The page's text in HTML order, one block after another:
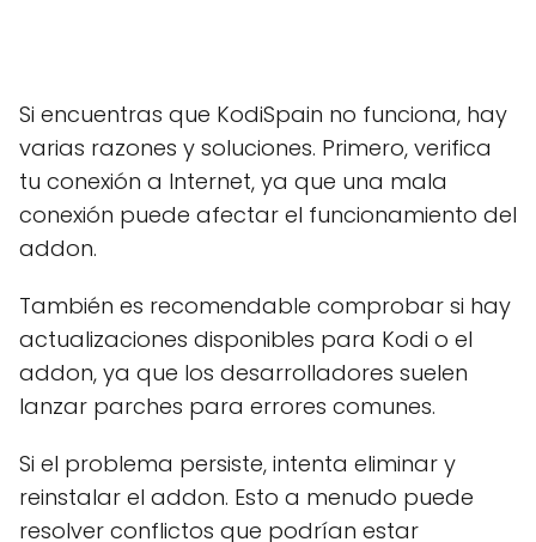
Si encuentras que KodiSpain no funciona, hay
varias razones y soluciones. Primero, verifica
tu conexión a Internet, ya que una mala
conexión puede afectar el funcionamiento del
addon.
También es recomendable comprobar si hay
actualizaciones disponibles para Kodi o el
addon, ya que los desarrolladores suelen
lanzar parches para errores comunes.
Si el problema persiste, intenta eliminar y
reinstalar el addon. Esto a menudo puede
resolver conflictos que podrían estar